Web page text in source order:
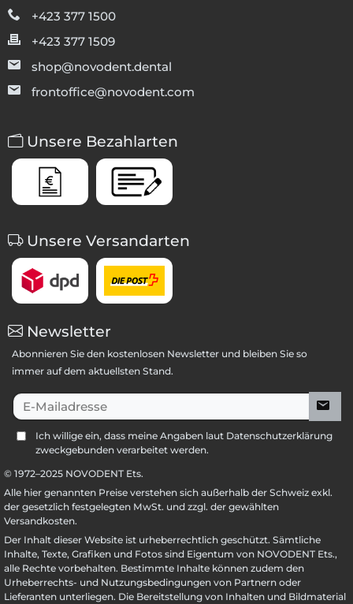
+423 377 1500
+423 377 1509
shop@novodent.dental
frontoffice@novodent.com
Unsere Bezahlarten
Unsere Versandarten
Newsletter
Abonnieren Sie den kostenlosen Newsletter und bleiben Sie so
immer auf dem aktuellsten Stand.
E-Mailadresse
Ich willige ein, dass meine Angaben laut Datenschutzerklärung
zweckgebunden verarbeitet werden.
© 1972–2025 NOVODENT Ets.
Alle hier genannten Preise verstehen sich außerhalb der Schweiz exkl.
der gesetzlich festgelegten MwSt. und zzgl. der gewählten
Versandkosten.
Der Inhalt dieser Website ist urheberrechtlich geschützt. Sämtliche
Inhalte, Texte, Grafiken und Fotos sind Eigentum von NOVODENT Ets.,
alle Rechte vorbehalten. Bestimmte Inhalte können zudem den
Urheberrechts- und Nutzungsbedingungen von Partnern oder
Lieferanten unterliegen. Die Bereitstellung von Inhalten und Bildmaterial